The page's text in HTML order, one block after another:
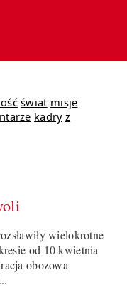
świat misje
kadry z
wielokrotne
od 10 kwietnia
obozowa